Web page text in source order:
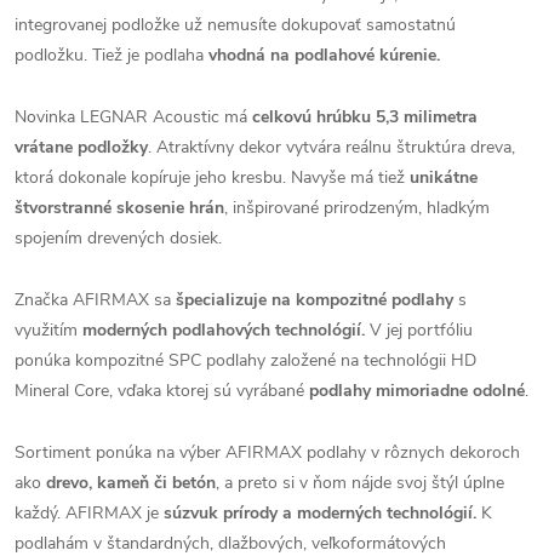
integrovanej podložke už nemusíte dokupovať samostatnú
podložku. Tiež je podlaha vhodná na podlahové kúrenie.
Novinka LEGNAR Acoustic má celkovú hrúbku 5,3 milimetra
vrátane podložky. Atraktívny dekor vytvára reálnu štruktúra dreva,
ktorá dokonale kopíruje jeho kresbu. Navyše má tiež unikátne
štvorstranné skosenie hrán, inšpirované prirodzeným, hladkým
spojením drevených dosiek.
Značka AFIRMAX sa špecializuje na kompozitné podlahys
využitím moderných podlahových technológií. V jej portfóliu
ponúka kompozitné SPC podlahy založené na technológii HD
Mineral Core, vďaka ktorej sú vyrábané podlahy mimoriadne odolné.
Sortiment ponúka na výber AFIRMAX podlahy v rôznych dekoroch
ako drevo, kameň či betón, a preto si v ňom nájde svoj štýl úplne
každý. AFIRMAX je súzvuk prírody a moderných technológií. K
podlahám v štandardných, dlažbových, veľkoformátových